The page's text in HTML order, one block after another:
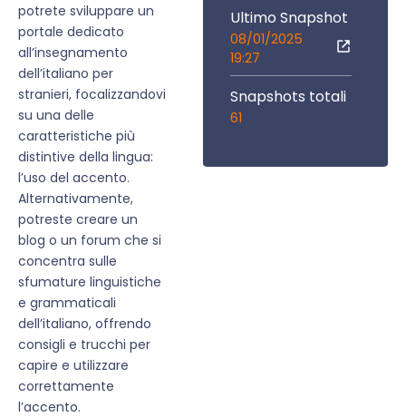
potrete sviluppare un
portale dedicato
all’insegnamento
dell’italiano per
stranieri, focalizzandovi
su una delle
caratteristiche più
distintive della lingua:
l’uso del accento.
Alternativamente,
potreste creare un
blog o un forum che si
concentra sulle
sfumature linguistiche
e grammaticali
dell’italiano, offrendo
consigli e trucchi per
capire e utilizzare
correttamente
l’accento.
Ultimo Snapshot
08/01/2025
19:27
Snapshots totali
61